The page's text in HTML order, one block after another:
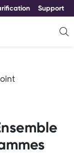
Support